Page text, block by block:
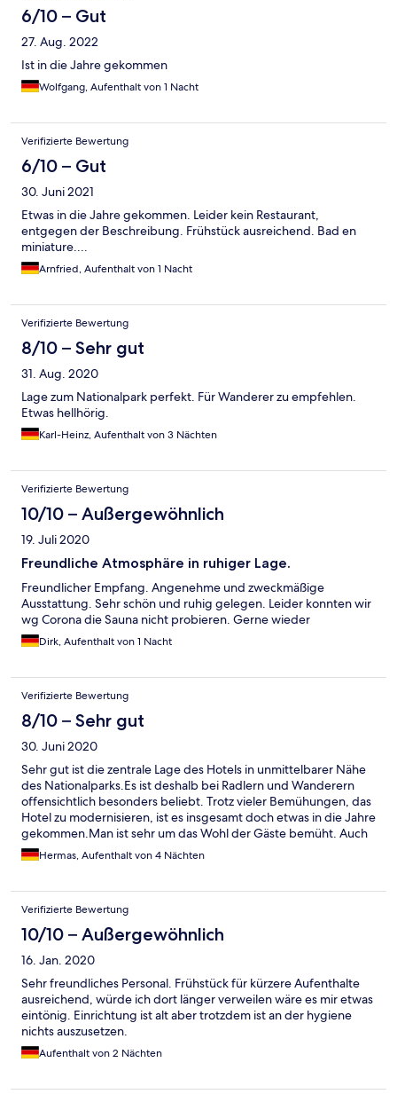
6/10 – Gut
27. Aug. 2022
Ist in die Jahre gekommen
Wolfgang, Aufenthalt von 1 Nacht
Verifizierte Bewertung
6/10 – Gut
30. Juni 2021
Etwas in die Jahre gekommen. Leider kein Restaurant,
entgegen der Beschreibung. Frühstück ausreichend. Bad en
miniature....
Arnfried, Aufenthalt von 1 Nacht
Verifizierte Bewertung
8/10 – Sehr gut
31. Aug. 2020
Lage zum Nationalpark perfekt. Für Wanderer zu empfehlen.
Etwas hellhörig.
Karl-Heinz, Aufenthalt von 3 Nächten
Verifizierte Bewertung
10/10 – Außergewöhnlich
19. Juli 2020
Freundliche Atmosphäre in ruhiger Lage.
Freundlicher Empfang. Angenehme und zweckmäßige
Ausstattung. Sehr schön und ruhig gelegen. Leider konnten wir
wg Corona die Sauna nicht probieren. Gerne wieder
Dirk, Aufenthalt von 1 Nacht
Verifizierte Bewertung
8/10 – Sehr gut
30. Juni 2020
Sehr gut ist die zentrale Lage des Hotels in unmittelbarer Nähe
des Nationalparks.Es ist deshalb bei Radlern und Wanderern
offensichtlich besonders beliebt. Trotz vieler Bemühungen, das
Hotel zu modernisieren, ist es insgesamt doch etwas in die Jahre
gekommen.Man ist sehr um das Wohl der Gäste bemüht. Auch
das Frühstück war völlig okay. Das "Personal" scheint nur aus
einer Person zu bestehen, die alles abdeckt (Empfang,
Hermas, Aufenthalt von 4 Nächten
Verifizierte Bewertung
10/10 – Außergewöhnlich
16. Jan. 2020
Sehr freundliches Personal. Frühstück für kürzere Aufenthalte
ausreichend, würde ich dort länger verweilen wäre es mir etwas
eintönig. Einrichtung ist alt aber trotzdem ist an der hygiene
nichts auszusetzen.
Aufenthalt von 2 Nächten